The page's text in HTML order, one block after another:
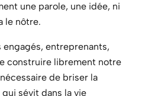
une parole, une idée, ni
le nôtre.
engagés, entreprenants,
construire librement notre
de briser la
sévit dans la vie